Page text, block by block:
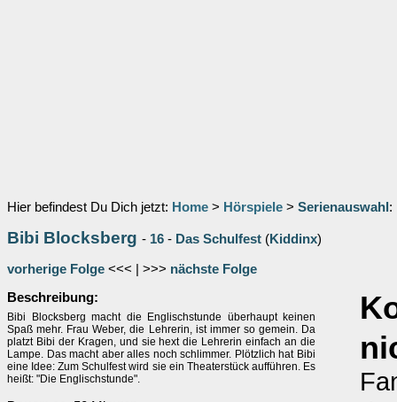
Hier befindest Du Dich jetzt: Home > Hörspiele > Serienauswahl :
Bibi Blocksberg - 16 - Das Schulfest (Kiddinx)
vorherige Folge <<< | >>> nächste Folge
Beschreibung:
Bibi Blocksberg macht die Englischstunde überhaupt keinen
Spaß mehr. Frau Weber, die Lehrerin, ist immer so gemein. Da
platzt Bibi der Kragen, und sie hext die Lehrerin einfach an die
Lampe. Das macht aber alles noch schlimmer. Plötzlich hat Bibi
eine Idee: Zum Schulfest wird sie ein Theaterstück aufführen. Es
heißt: "Die Englischstunde".